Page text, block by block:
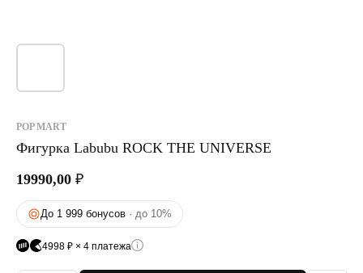
Фигурка Labubu ROCK THE UNIVERSE
POP MART
19990,00 ₽
До 1 999 бонусов · до 10%
4998 ₽ × 4 платежа